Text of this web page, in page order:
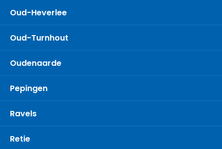
Oud-Heverlee
Oud-Turnhout
Oudenaarde
Pepingen
Ravels
Retie